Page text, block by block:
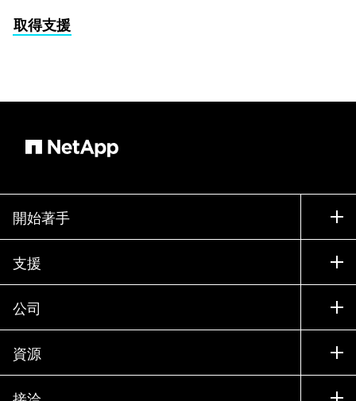
取得支援
開始著手
如何購買
聯絡銷售人員
尋找合作夥伴
試用產品
執行簡報
支援
支援
訓練
說明文件
知識庫
公司
公司
合作夥伴
資源
新聞